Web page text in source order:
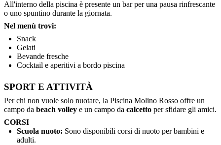
All'interno della piscina è presente un bar per una pausa rinfrescante
o uno spuntino durante la giornata.
Nel menù trovi:
Snack
Gelati
Bevande fresche
Cocktail e aperitivi a bordo piscina
SPORT E ATTIVITÀ
Per chi non vuole solo nuotare, la Piscina Molino Rosso offre un
campo da beach volley e un campo da calcetto per sfidare gli amici.
CORSI
Scuola nuoto: Sono disponibili corsi di nuoto per bambini e
adulti.